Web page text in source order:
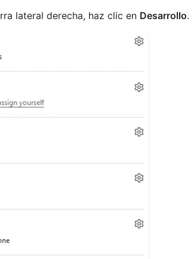
lateral derecha, haz clic en Desarrollo.